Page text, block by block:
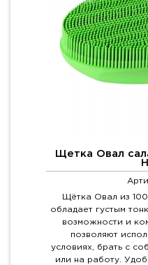
Щетка Овал
Щётка Овал из
обладает густым
возможности и
позволяют
условиях, брать с
или на работу.